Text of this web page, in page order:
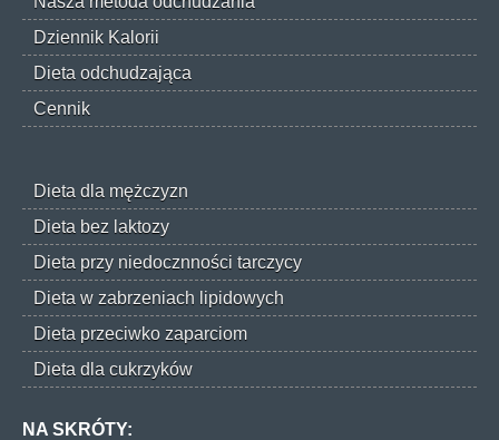
Dziennik Kalorii
Dieta odchudzająca
Cennik
Dieta dla mężczyzn
Dieta bez laktozy
Dieta przy niedocznności tarczycy
Dieta w zabrzeniach lipidowych
Dieta przeciwko zaparciom
Dieta dla cukrzyków
NA SKRÓTY: